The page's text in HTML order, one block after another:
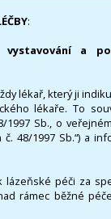
:
a
lékař, který ji
lékaře. To
Sb., o
48/1997 Sb.“) a
péči za
rámec běžné